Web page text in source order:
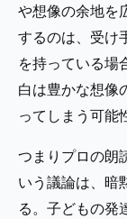
や想像の余地を
するのは、受け
を持っている場
白は豊かな想像
ってしまう可能
つまりプロの朗
いう議論は、暗
る。子どもの発